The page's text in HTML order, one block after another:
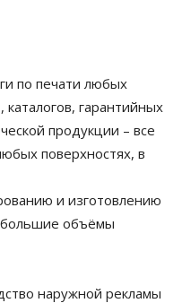
по печати любых
гарантийных
продукции – все
поверхностях, в
и изготовлению
большие объёмы
наружной рекламы